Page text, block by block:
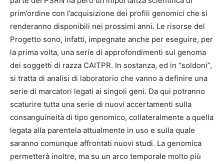
prim’ordine con l’acquisizione dei profili genomici che si
renderanno disponibili nei prossimi anni. Le risorse del
Progetto sono, infatti, impegnate anche per eseguire, per
la prima volta, una serie di approfondimenti sul genoma
dei soggetti di razza CAITPR. In sostanza, ed in “soldoni”,
si tratta di analisi di laboratorio che vanno a definire una
serie di marcatori legati ai singoli geni. Da qui potranno
scaturire tutta una serie di nuovi accertamenti sulla
consanguineità di tipo genomico, collateralmente a quella
legata alla parentela attualmente in uso e sulla quale
saranno comunque affrontati nuovi studi. La genomica
permetterà inoltre, ma su un arco temporale molto più